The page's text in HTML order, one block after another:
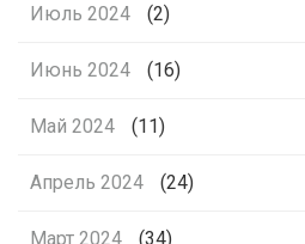
Июль 2024 (2)
Июнь 2024 (16)
Май 2024 (11)
Апрель 2024 (24)
Март 2024 (34)